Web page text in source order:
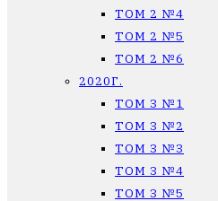
ТОМ 2 №4
ТОМ 2 №5
ТОМ 2 №6
2020Г.
ТОМ 3 №1
ТОМ 3 №2
ТОМ 3 №3
ТОМ 3 №4
ТОМ 3 №5